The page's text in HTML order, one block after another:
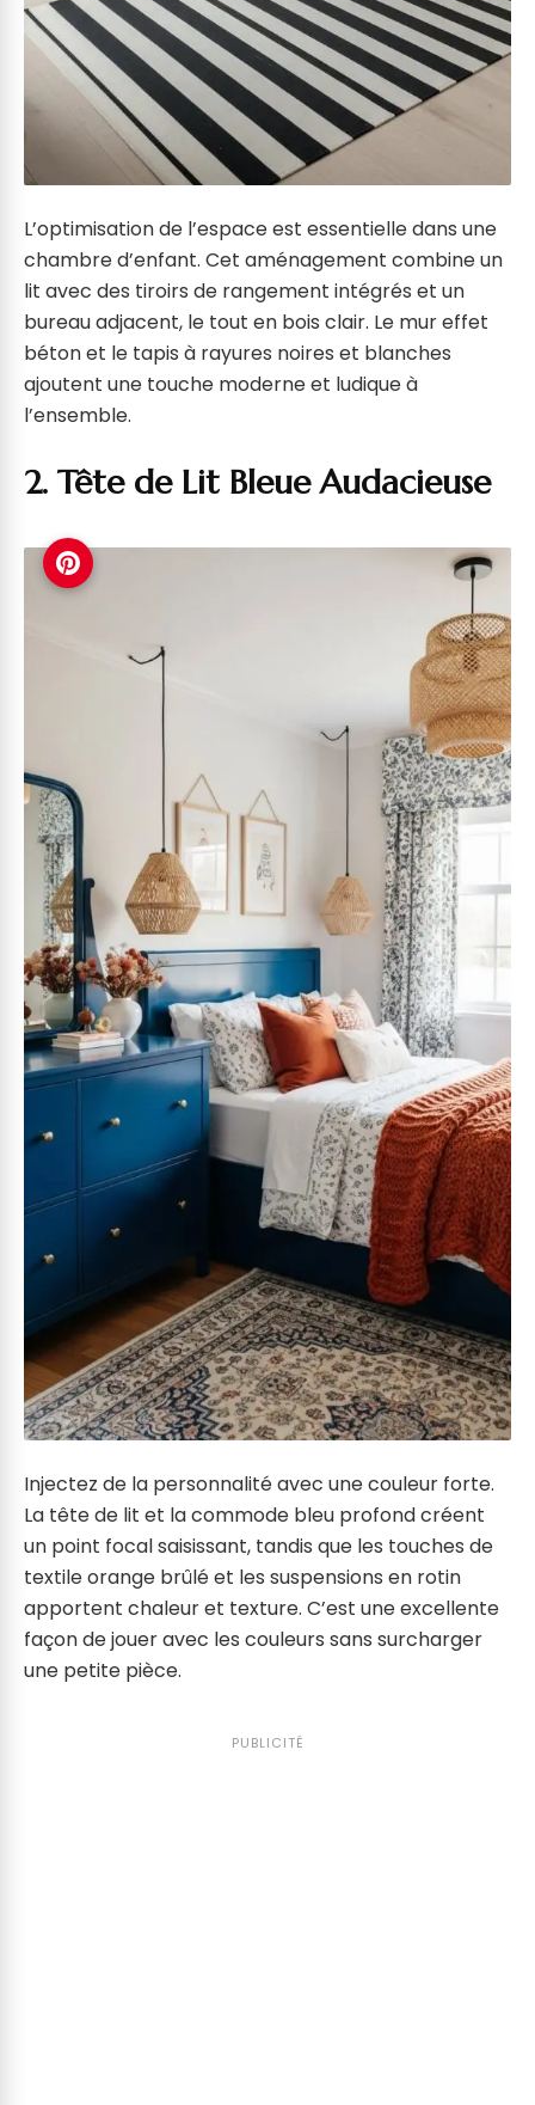
L’optimisation de l’espace est essentielle dans une
chambre d’enfant. Cet aménagement combine un
lit avec des tiroirs de rangement intégrés et un
bureau adjacent, le tout en bois clair. Le mur effet
béton et le tapis à rayures noires et blanches
ajoutent une touche moderne et ludique à
l’ensemble.
2. Tête de Lit Bleue Audacieuse
Injectez de la personnalité avec une couleur forte.
La tête de lit et la commode bleu profond créent
un point focal saisissant, tandis que les touches de
textile orange brûlé et les suspensions en rotin
apportent chaleur et texture. C’est une excellente
façon de jouer avec les couleurs sans surcharger
une petite pièce.
PUBLICITÉ